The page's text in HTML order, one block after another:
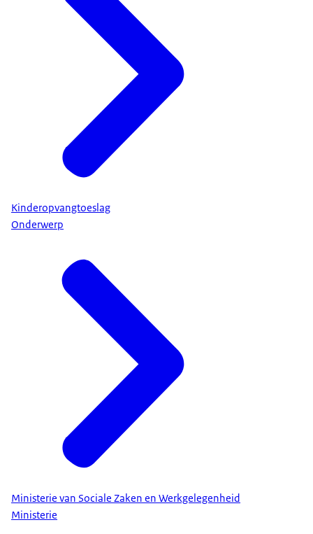
Kinderopvangtoeslag
Onderwerp
Ministerie van Sociale Zaken en Werkgelegenheid
Ministerie